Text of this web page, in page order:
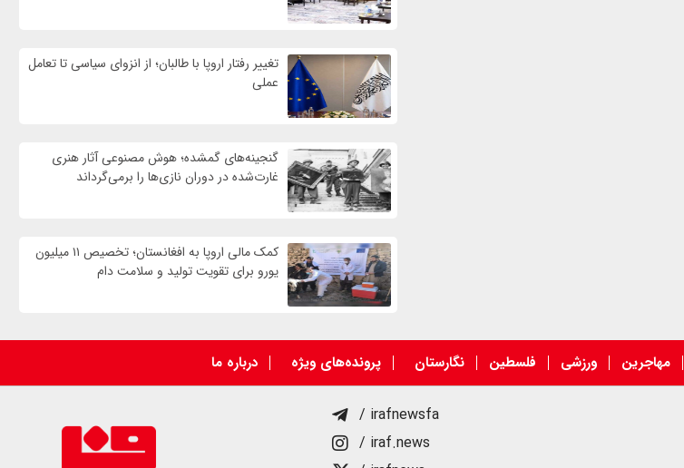
تغییر رفتار اروپا با طالبان؛ از انزوای سیاسی تا تعامل
عملی
گنجینه‌های گمشده؛ هوش مصنوعی آثار هنری
غارت‌شده در دوران نازی‌ها را برمی‌گرداند
کمک مالی اروپا به افغانستان؛ تخصیص ۱۱ میلیون
یورو برای تقویت تولید و سلامت دام
مهاجرین ورزشی فلسطین نگارستان پرونده‌های ویژه درباره ما
/ irafnewsfa
/ iraf.news